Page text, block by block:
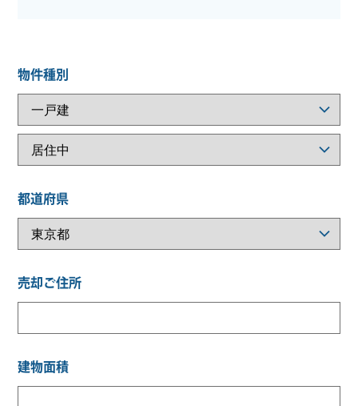
物件種別
都道府県
売却ご住所
建物面積